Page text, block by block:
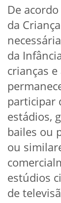
De
da
da
crianças
participar
estádios,
bailes ou
ou
estúdios
de